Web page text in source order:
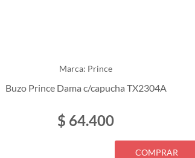
Marca: Prince
Buzo Prince Dama c/capucha TX2304A
$ 64.400
COMPRAR